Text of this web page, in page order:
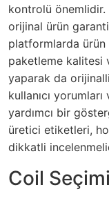
kontrolü önemlidir.
orijinal ürün
platformlarda ürün
paketleme kalitesi
yaparak da
kullanıcı
yardımcı bir
üretici etiketleri,
dikkatli
Coil